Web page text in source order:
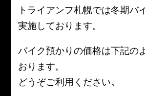
トライアンフ札幌では冬期バ
実施しております。
バイク預かりの価格は下記の
おります。
どうぞご利用ください。